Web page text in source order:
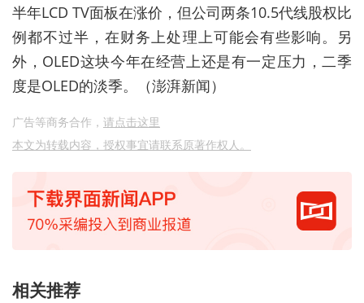
半年LCD TV面板在涨价，但公司两条10.5代线股权比
例都不过半，在财务上处理上可能会有些影响。另
外，OLED这块今年在经营上还是有一定压力，二季
度是OLED的淡季。（澎湃新闻）
广告等商务合作， 请点击这里
本文为转载内容，授权事宜请联系原著作权人。
相关推荐